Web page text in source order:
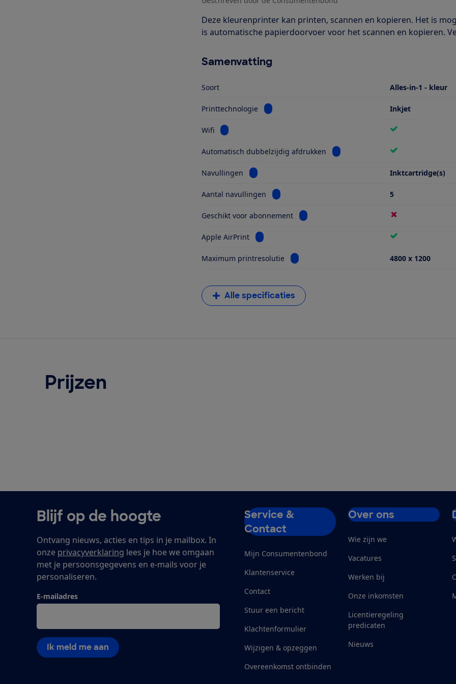
Deze kleurenprinter kan printen, scannen en kopieren. Het is
is automatische papierdoorvoer voor het scannen en kopieren.
Samenvatting
Soort Alles-in-1 - kleur
Printtechnologie Bekijk informatie voor PrinttechnologieInkjet
Wifi Bekijk informatie voor Wifi
Automatisch dubbelzijdig afdrukken Bekijk informatie voor
Navullingen Bekijk informatie voor Navullingen Inktcartridge(s)
Aantal navullingen Bekijk informatie voor Aantal navullingen
5
Geschikt voor abonnement Bekijk informatie voor Geschikt voor
Apple AirPrint Bekijk informatie voor Apple AirPrint
Maximum printresolutie Bekijk informatie voor Maximum printresolutie
4800 x 1200
Alle specificaties
Prijzen
Blijf op de hoogte
Ontvang nieuws, acties en tips in je mailbox. In
onze privacyverklaring lees je hoe we omgaan
met je persoonsgegevens en e-mails voor je
personaliseren.
E-mailadres
Ik meld me aan
Service &
Contact
Mijn Consumentenbond
Klantenservice
Contact
Stuur een bericht
Klachtenformulier
Wijzigen & opzeggen
Overeenkomst ontbinden
Over ons
Wie zijn we
Vacatures
Werken bij
Onze inkomsten
Licentieregeling
predicaten
Nieuws